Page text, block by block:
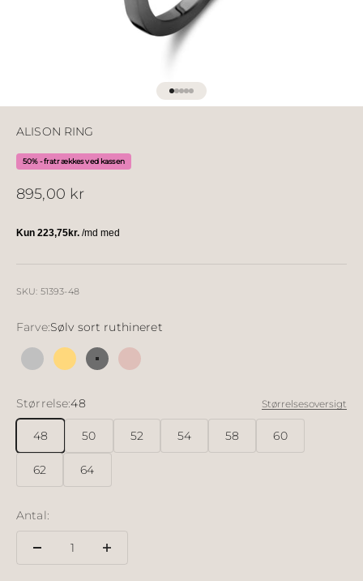
Gå til element 1
Gå til element 2
Gå til element 3
Gå til element 4
Gå til element 5
ALISON RING
50% - fratrækkes ved kassen
Salgspris
895,00 kr
SKU: 51393-48
Farve:Sølv sort ruthineret
Sølv 18k forgyldt sølv
Sølv sort ruthineret
18k rosé forgyldt
Størrelse:48 Størrelsesoversigt
48 50 52 54 58 60
62 64
Antal: